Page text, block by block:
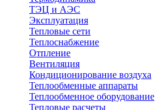
ТЭЦ и АЭС
Эксплуатация
Тепловые сети
Теплоснабжение
Отпление
Вентиляция
Кондиционирование воздуха
Теплообменные аппараты
Теплообменное оборудование
Тепловые расчеты